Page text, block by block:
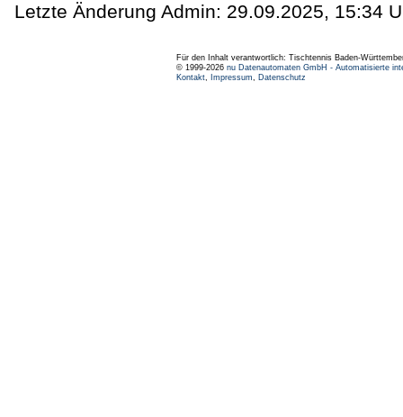
Letzte Änderung Admin: 29.09.2025, 15:34
Für den Inhalt verantwortlich: Tischtennis Baden-
© 1999-2026 nu Datenautomaten GmbH - Automatisierte
Kontakt, Impressum, Datenschutz